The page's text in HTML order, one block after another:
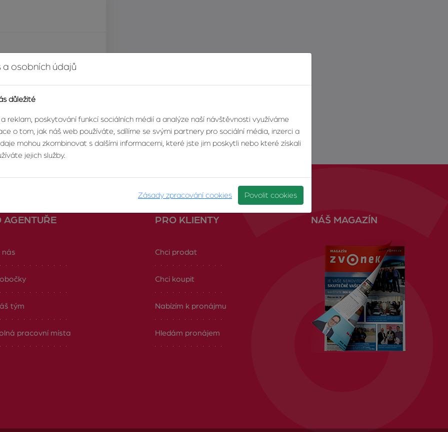
za nemovitost
AGENTUŘE
nás
tým
pracovní místa
PRO KLIENTY
Chci prodat
Chci koupit
Nabízím k pronájmu
Hledám pronájem
NÁŠ MAGAZÍN
osobních údajů
důležité
reklam, poskytování funkcí sociálních médií a analýze naší návštěvnosti využíváme
o tom, jak náš web používáte, sdílíme se svými partnery pro sociální média, inzerci a
mohou zkombinovat s dalšími informacemi, které jste jim poskytli nebo které získali
jejich služby.
Zásady zpracování cookies Povolit cookies